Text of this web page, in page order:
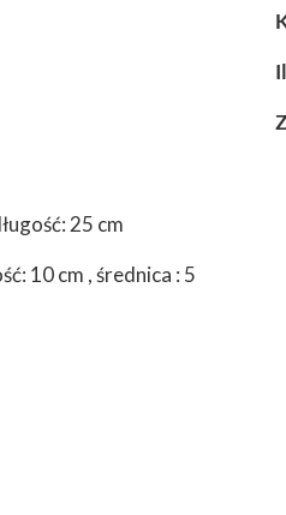
25 cm
10 cm , średnica : 5